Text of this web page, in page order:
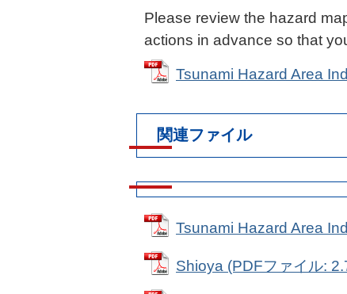
Please review the hazard
actions in advance so that
Tsunami Hazard Area
関連ファイル
Tsunami Hazard Area
Shioya (PDFファイル: